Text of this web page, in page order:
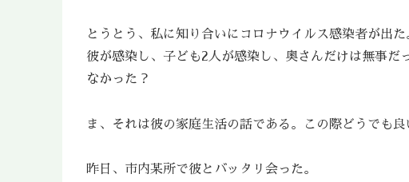
とうとう、私に知り合いにコロナウイルス感染者が出
彼が感染し、子ども2人が感染し、奥さんだけは無事
なかった？
ま、それは彼の家庭生活の話である。この際どうでも良
昨日、市内某所で彼とバッタリ会った。